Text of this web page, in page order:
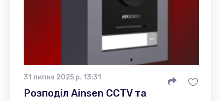
31 липня 2025 р. 13:31
Розподіл Ainsen CCTV та